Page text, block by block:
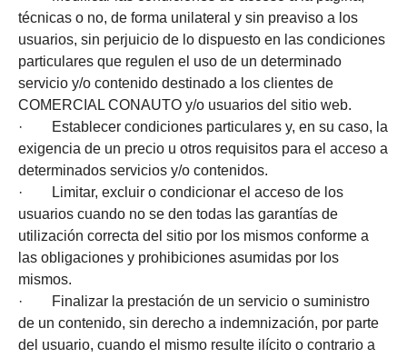
técnicas o no, de forma unilateral y sin preaviso a los
usuarios, sin perjuicio de lo dispuesto en las condiciones
particulares que regulen el uso de un determinado
servicio y/o contenido destinado a los clientes de
COMERCIAL CONAUTO y/o usuarios del sitio web.
· Establecer condiciones particulares y, en su caso, la
exigencia de un precio u otros requisitos para el acceso a
determinados servicios y/o contenidos.
· Limitar, excluir o condicionar el acceso de los
usuarios cuando no se den todas las garantías de
utilización correcta del sitio por los mismos conforme a
las obligaciones y prohibiciones asumidas por los
mismos.
· Finalizar la prestación de un servicio o suministro
de un contenido, sin derecho a indemnización, por parte
del usuario, cuando el mismo resulte ilícito o contrario a